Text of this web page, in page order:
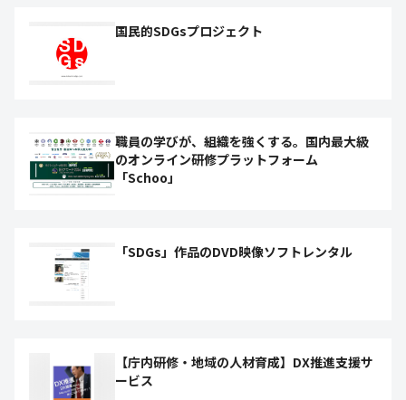
国民的SDGsプロジェクト
職員の学びが、組織を強くする。国内最大級
のオンライン研修プラットフォーム
「Schoo」
「SDGs」作品のDVD映像ソフトレンタル
【庁内研修・地域の人材育成】DX推進支援サ
ービス